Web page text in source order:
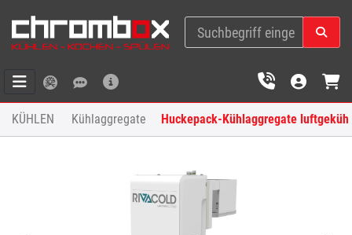
KÜHLEN Kühlaggregate Huckepack-Kühlaggregate